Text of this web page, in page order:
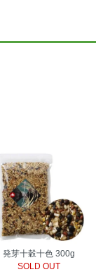
発芽十穀十色 300g
SOLD OUT